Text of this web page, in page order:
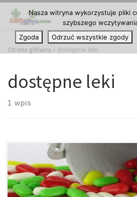
Przejdź do treści
Strona główna » dostępne leki
dostępne leki
1 wpis
Według jednego z badań
ma potencjał, aby być środkiem który
Nasza witryna wykorzystuje pliki
szybszego
Zgoda
Odrzuć wszystkie zgody